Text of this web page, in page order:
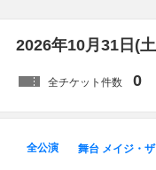
2026年10月31日(
全チケット件数 0
全公演 舞台 メイジ・